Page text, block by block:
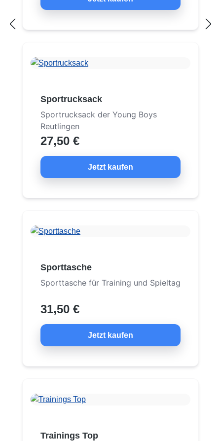
Sportrucksack
Sportrucksack der Young Boys
Reutlingen
27,50 €
Jetzt kaufen
Sporttasche
Sporttasche für Training und Spieltag
31,50 €
Jetzt kaufen
Trainings Top